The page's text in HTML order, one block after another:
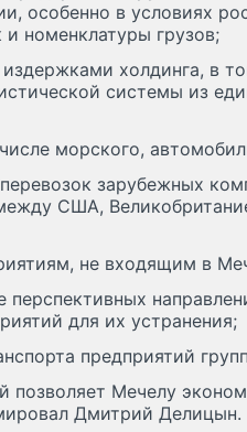
особенно в условиях
номенклатуры грузов;
холдинга, в
системы из
морского,
зарубежных
США,
не входящим в
перспективных
для их устранения;
предприятий
позволяет Мечелу
Дмитрий Делицын.